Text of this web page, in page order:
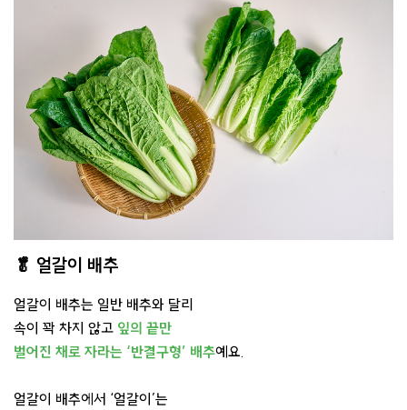
🥬 얼갈이 배추
얼갈이 배추는 일반 배추와 달리
속이 꽉 차지 않고 잎의 끝만
벌어진 채로 자라는 ‘반결구형’ 배추예요.
얼갈이 배추에서 ‘얼갈이’는